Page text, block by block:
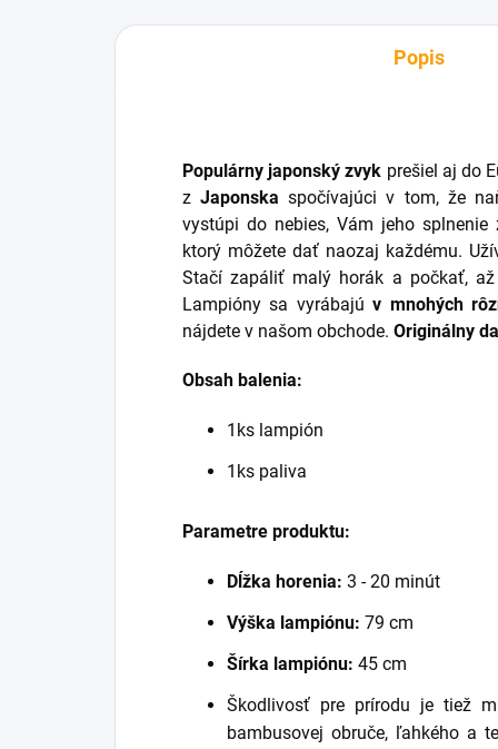
Popis
Populárny japonský zvyk prešiel aj do
zJaponska spočívajúci v tom, že
vystúpi do nebies, Vám jeho
ktorý môžete dať naozaj každému.
Stačí zapáliť malý horák a počkať,
Lampióny sa vyrábajúv mnohých
nájdete v našom obchode. Originálny
Obsah balenia:
1ks lampión
1ks paliva
Parametre produktu:
Dĺžka horenia: 3 - 20 minút
Výška lampiónu: 79 cm
Šírka lampiónu: 45 cm
Škodlivosť pre prírodu je tiež
bambusovej obruče, ľahkého a